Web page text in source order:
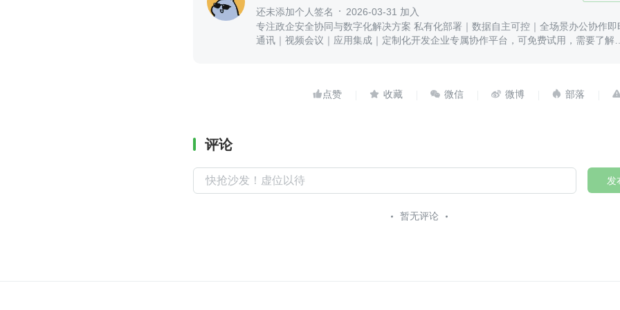
还未添加个人签名
2026-03-31 加入
专注政企安全协同与数字化解决方案 私有化部署｜数据自主可控｜全场景办公协作即
通讯｜视频会议｜应用集成｜定制化开发企业专属协作平台，可免费试用，需要了解
    
评论
发
暂无评论